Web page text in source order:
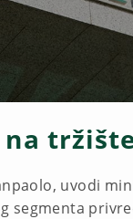
uvodi
segmenta